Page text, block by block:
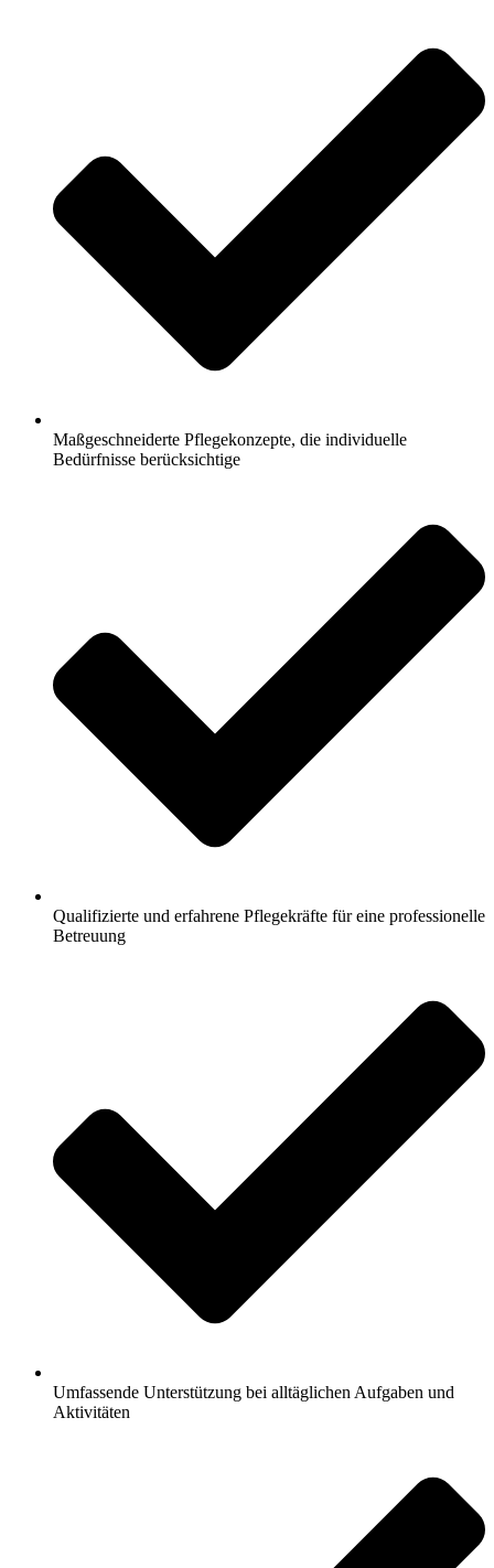
Maßgeschneiderte Pflegekonzepte, die individuelle
Bedürfnisse berücksichtige
Qualifizierte und erfahrene Pflegekräfte für eine professionelle
Betreuung
Umfassende Unterstützung bei alltäglichen Aufgaben und
Aktivitäten